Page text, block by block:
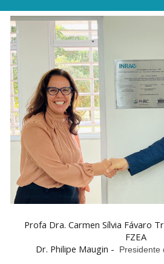
Profa Dra. Carmen Sílvia Fávaro
FZEA
Dr. Philipe Maugin -
Presidente